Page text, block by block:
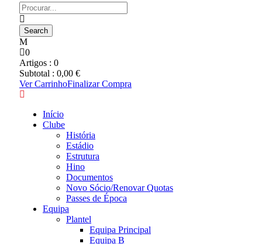
0
Artigos : 0
Subtotal : 0,00 €
Ver CarrinhoFinalizar Compra
Início
Clube
História
Estádio
Estrutura
Hino
Documentos
Novo Sócio/Renovar Quotas
Passes de Época
Equipa
Plantel
Equipa Principal
Equipa B